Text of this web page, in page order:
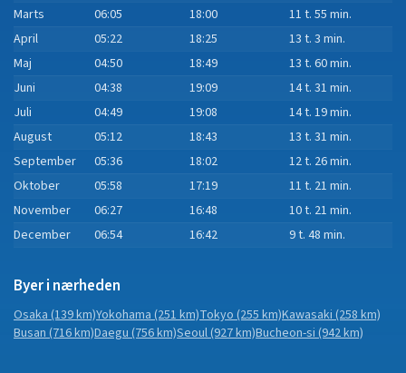
Marts
06:05 18:00
11 t. 55 min.
April
05:22 18:25
13 t. 3 min.
Maj
04:50 18:49
13 t. 60 min.
Juni
04:38 19:09
14 t. 31 min.
Juli
04:49 19:08
14 t. 19 min.
August
05:12 18:43
13 t. 31 min.
September
05:36 18:02
12 t. 26 min.
Oktober
05:58 17:19
11 t. 21 min.
November
06:27 16:48
10 t. 21 min.
December
06:54 16:42 9 t. 48 min.
Byer i nærheden
Osaka(139 km)Yokohama(251 km)Tokyo(255 km)Kawasaki(258 km)
Busan(716 km)Daegu(756 km)Seoul(927 km)Bucheon-si(942 km)